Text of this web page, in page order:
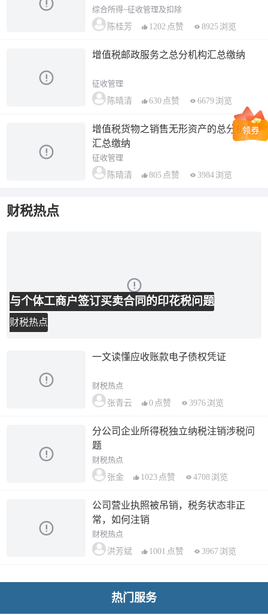
综合所得~征收管理及扣除
陈桂芳
1202 点赞 8925 浏览
增值税邮政服务之总分机构汇总缴纳
征收管理
陈晴清
630 点赞 6679 浏览
增值税货物之销售无形资产的总分机构
汇总缴纳
征收管理
陈晴清
805 点赞 3984 浏览
财税热点
与个体工商户签订买卖合同的印花税问题
财税热点
一文读懂应收账款电子债权凭证
财税热点
张青云
0 点赞 3976 浏览
分公司企业所得税独立纳税注销涉税问
题
财税热点
张金
1023 点赞 4708 浏览
公司营业执照被吊销，税务状态非正
常，如何注销
财税热点
洪芳斌
1001 点赞 3967 浏览
热门服务